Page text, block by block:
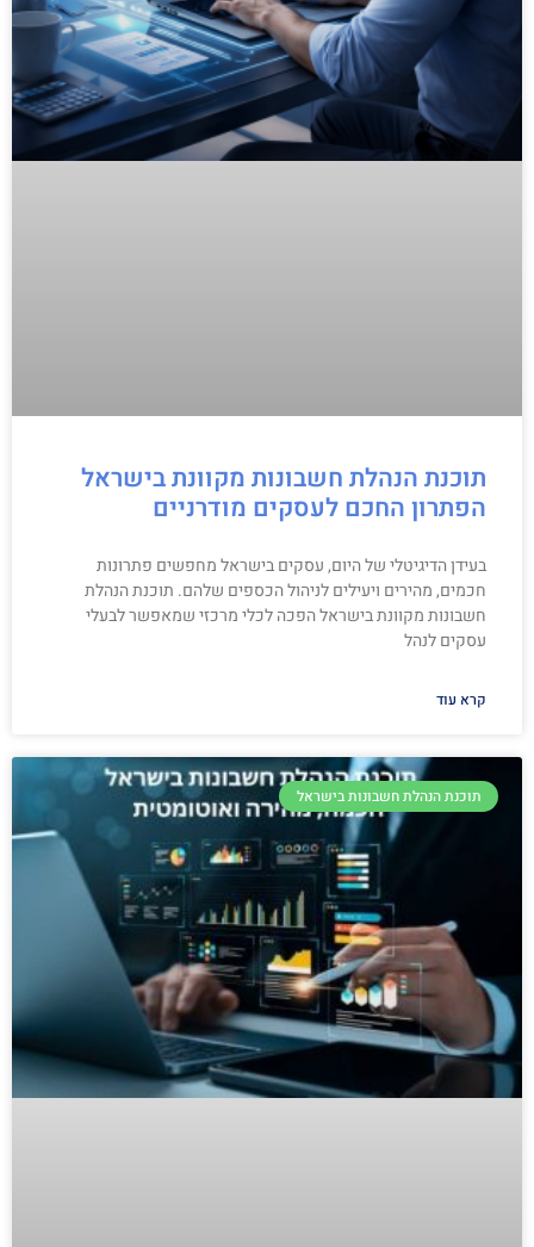
תוכנת הנהלת חשבונות מקוונת בישראל
הפתרון החכם לעסקים מודרניים
בעידן הדיגיטלי של היום, עסקים בישראל מחפשים פתרונות
חכמים, מהירים ויעילים לניהול הכספים שלהם. תוכנת הנהלת
חשבונות מקוונת בישראל הפכה לכלי מרכזי שמאפשר לבעלי
עסקים לנהל
קרא עוד
תוכנת הנהלת חשבונות בישראל